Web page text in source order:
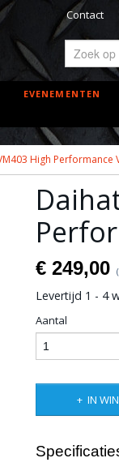
Contact
EVENEMENTEN
High Performance
€ 249,00
Levertijd 1 - 4
Aantal
IN